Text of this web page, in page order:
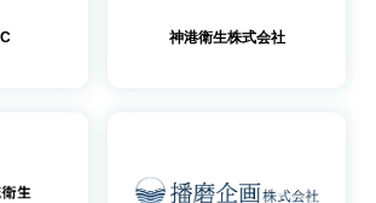
神港衛生株式会社